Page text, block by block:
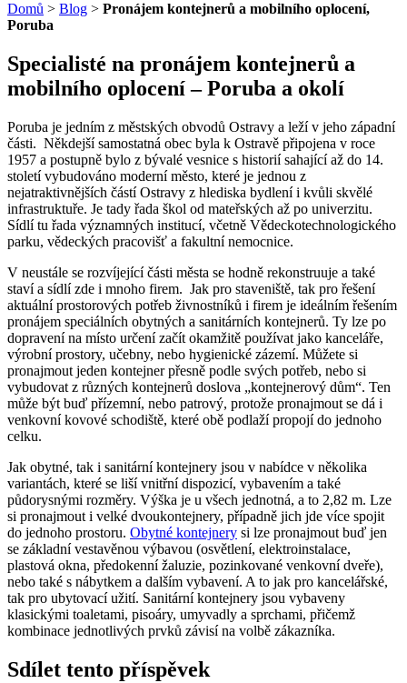
Domů > Blog > Pronájem kontejnerů a mobilního oplocení,
Poruba
Specialisté na pronájem kontejnerů a
mobilního oplocení – Poruba a okolí
Poruba je jedním z městských obvodů Ostravy a leží v jeho západní
části. Někdejší samostatná obec byla k Ostravě připojena v roce
1957 a postupně bylo z bývalé vesnice s historií sahající až do 14.
století vybudováno moderní město, které je jednou z
nejatraktivnějších částí Ostravy z hlediska bydlení i kvůli skvělé
infrastruktuře. Je tady řada škol od mateřských až po univerzitu.
Sídlí tu řada významných institucí, včetně Vědeckotechnologického
parku, vědeckých pracovišť a fakultní nemocnice.
V neustále se rozvíjející části města se hodně rekonstruuje a také
staví a sídlí zde i mnoho firem. Jak pro staveniště, tak pro řešení
aktuální prostorových potřeb živnostníků i firem je ideálním řešením
pronájem speciálních obytných a sanitárních kontejnerů. Ty lze po
dopravení na místo určení začít okamžitě používat jako kanceláře,
výrobní prostory, učebny, nebo hygienické zázemí. Můžete si
pronajmout jeden kontejner přesně podle svých potřeb, nebo si
vybudovat z různých kontejnerů doslova „kontejnerový dům“. Ten
může být buď přízemní, nebo patrový, protože pronajmout se dá i
venkovní kovové schodiště, které obě podlaží propojí do jednoho
celku.
Jak obytné, tak i sanitární kontejnery jsou v nabídce v několika
variantách, které se liší vnitřní dispozicí, vybavením a také
půdorysnými rozměry. Výška je u všech jednotná, a to 2,82 m. Lze
si pronajmout i velké dvoukontejnery, případně jich jde více spojit
do jednoho prostoru. Obytné kontejnery si lze pronajmout buď jen
se základní vestavěnou výbavou (osvětlení, elektroinstalace,
plastová okna, předokenní žaluzie, pozinkované venkovní dveře),
nebo také s nábytkem a dalším vybavení. A to jak pro kancelářské,
tak pro ubytovací užití. Sanitární kontejnery jsou vybaveny
klasickými toaletami, pisoáry, umyvadly a sprchami, přičemž
kombinace jednotlivých prvků závisí na volbě zákazníka.
Sdílet tento příspěvek